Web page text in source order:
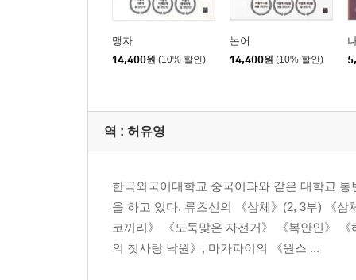
맹자
14,400원 (10% 할인)
논어
14,400원 (10% 할인)
역 : 허유영
한국외국어대학교 중국어과와 같은 대학교
을 하고 있다. 류츠신의 《삼체》(2, 3부) 《
코끼리》 《도둑맞은 자전거》 《복안인》
의 첫사랑 낙원》, 마가파이의 《원스 ...